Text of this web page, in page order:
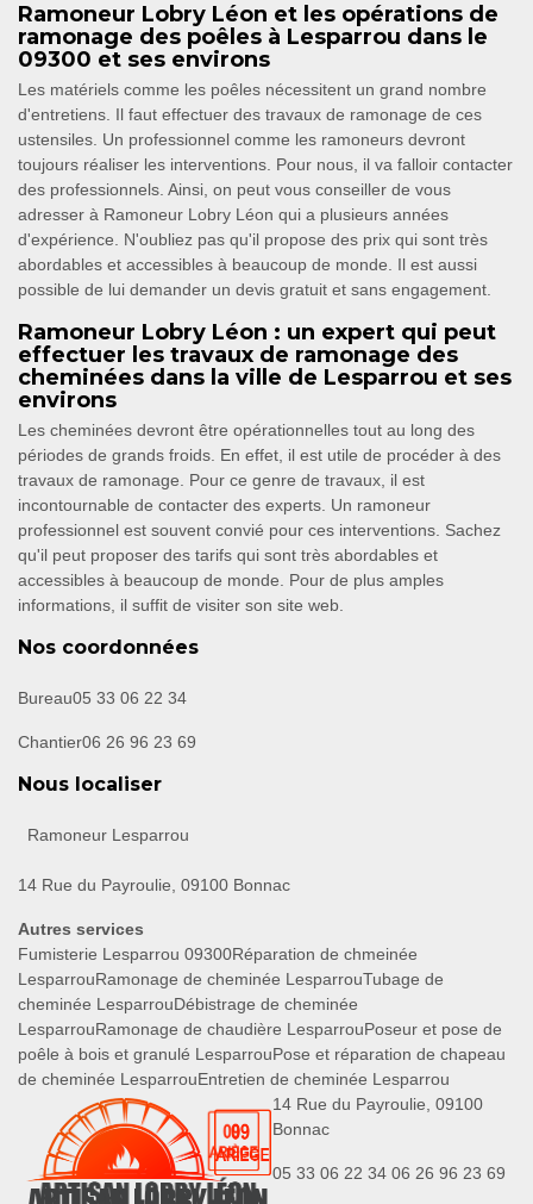
Ramoneur Lobry Léon et les opérations de
ramonage des poêles à Lesparrou dans le
09300 et ses environs
Les matériels comme les poêles nécessitent un grand nombre
d'entretiens. Il faut effectuer des travaux de ramonage de ces
ustensiles. Un professionnel comme les ramoneurs devront
toujours réaliser les interventions. Pour nous, il va falloir contacter
des professionnels. Ainsi, on peut vous conseiller de vous
adresser à Ramoneur Lobry Léon qui a plusieurs années
d'expérience. N'oubliez pas qu'il propose des prix qui sont très
abordables et accessibles à beaucoup de monde. Il est aussi
possible de lui demander un devis gratuit et sans engagement.
Ramoneur Lobry Léon : un expert qui peut
effectuer les travaux de ramonage des
cheminées dans la ville de Lesparrou et ses
environs
Les cheminées devront être opérationnelles tout au long des
périodes de grands froids. En effet, il est utile de procéder à des
travaux de ramonage. Pour ce genre de travaux, il est
incontournable de contacter des experts. Un ramoneur
professionnel est souvent convié pour ces interventions. Sachez
qu'il peut proposer des tarifs qui sont très abordables et
accessibles à beaucoup de monde. Pour de plus amples
informations, il suffit de visiter son site web.
Nos coordonnées
Bureau05 33 06 22 34
Chantier06 26 96 23 69
Nous localiser
Ramoneur Lesparrou
14 Rue du Payroulie, 09100 Bonnac
Autres services
Fumisterie Lesparrou 09300Réparation de chmeinée
LesparrouRamonage de cheminée LesparrouTubage de
cheminée LesparrouDébistrage de cheminée
LesparrouRamonage de chaudière LesparrouPoseur et pose de
poêle à bois et granulé LesparrouPose et réparation de chapeau
de cheminée LesparrouEntretien de cheminée Lesparrou
14 Rue du Payroulie, 09100
Bonnac
05 33 06 22 34 06 26 96 23 69